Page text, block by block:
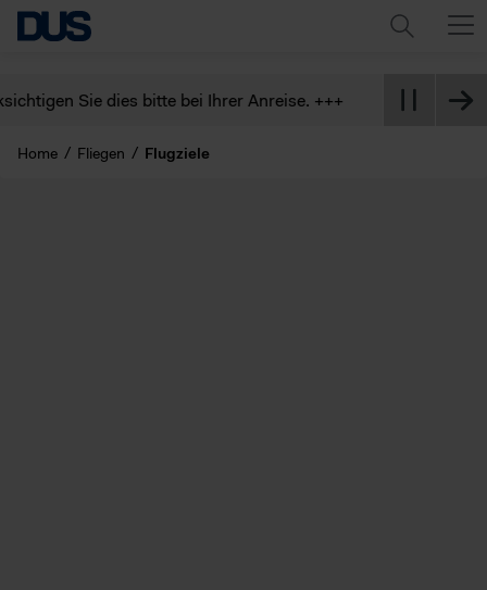
bitte bei Ihrer Anreise. +++
Home Fliegen Flugziele